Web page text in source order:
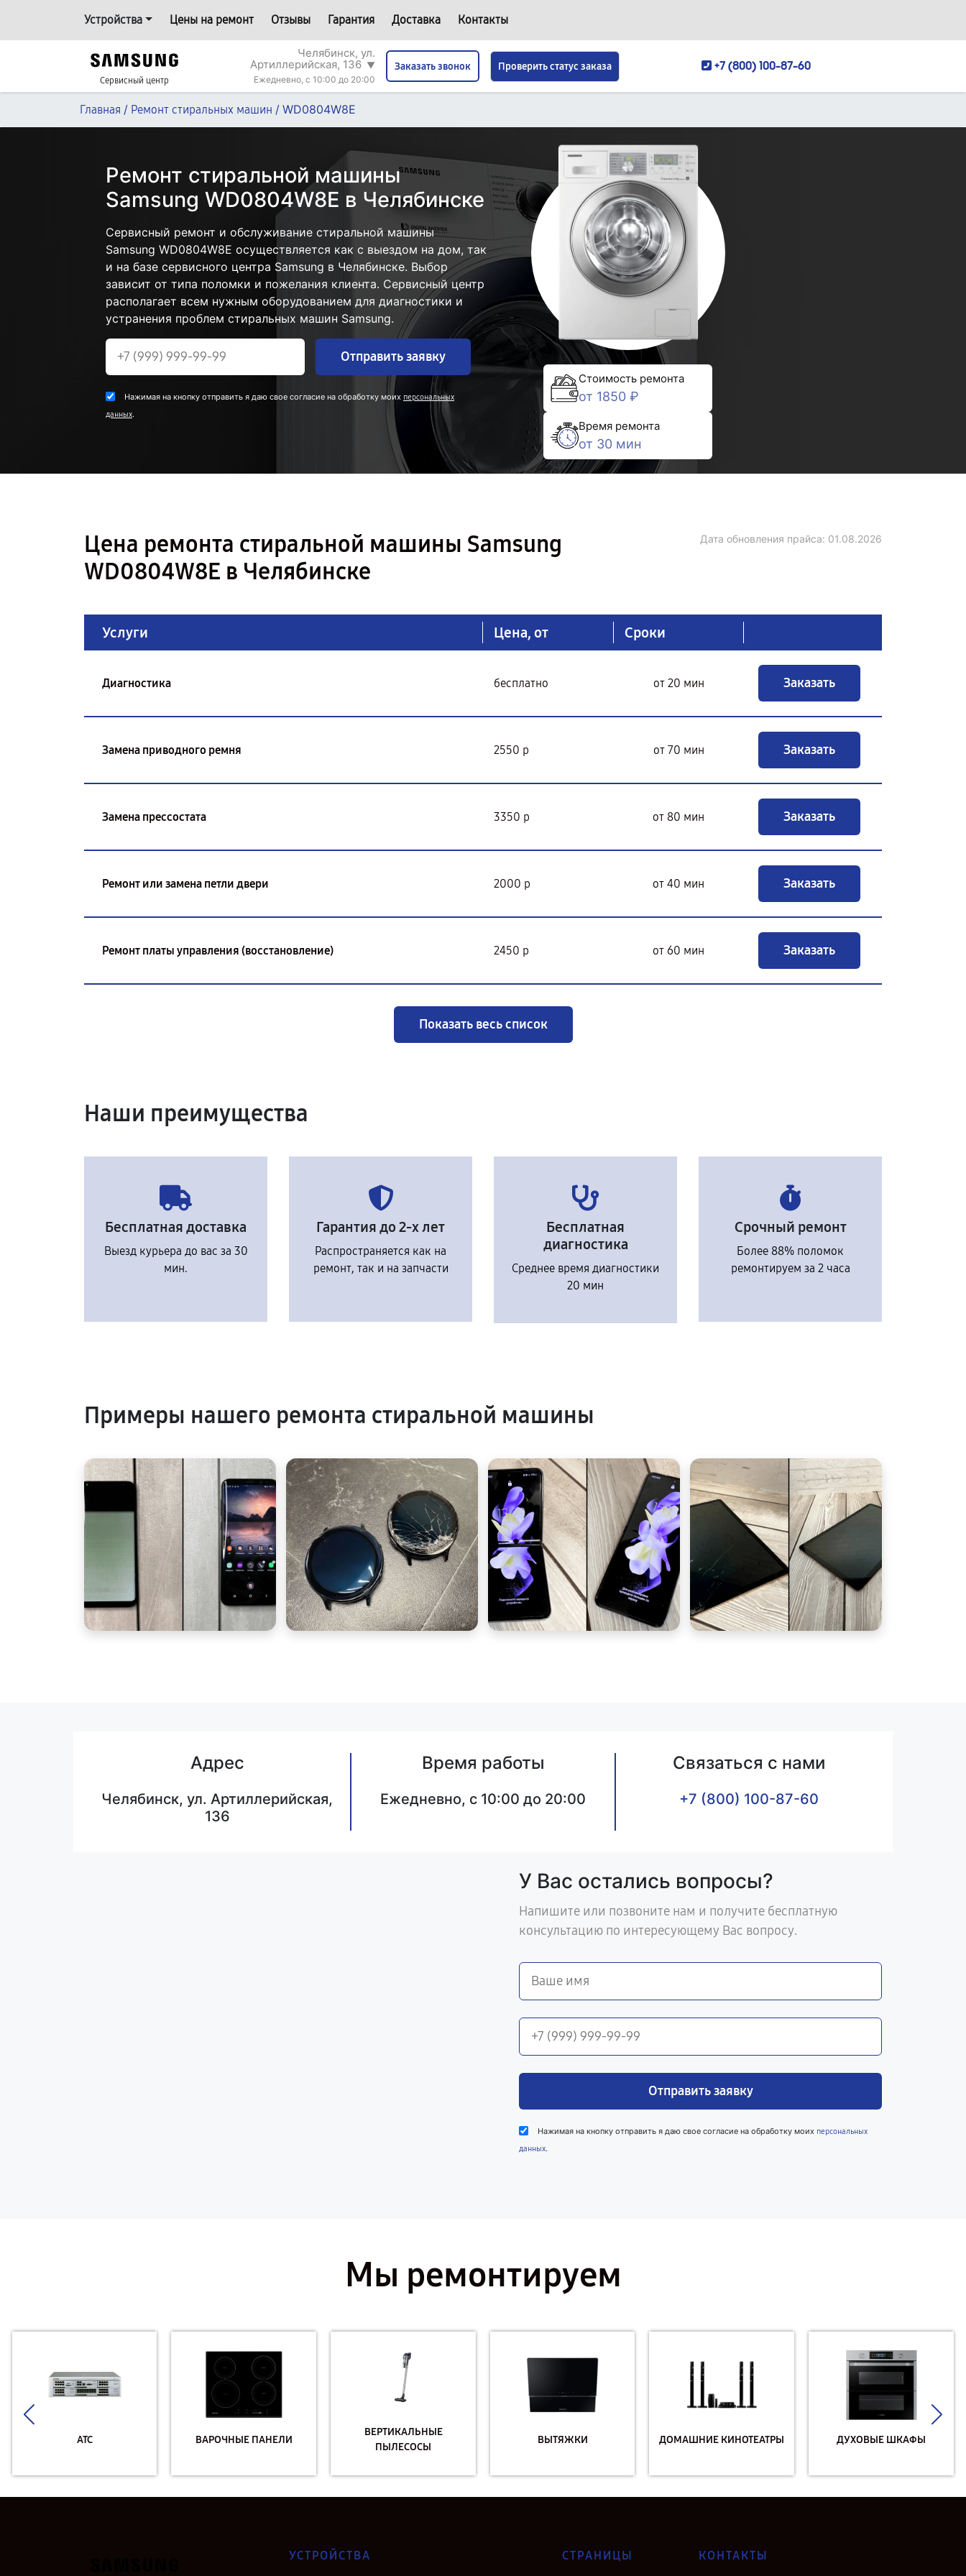
Устройства Цены на ремонт Отзывы Гарантия Доставка Контакты
Сервисный центр
Челябинск, ул.
Артиллерийская, 136 ▼
Ежедневно, с 10:00 до 20:00
Заказать звонок Проверить статус заказа +7 (800) 100-87-60
Главная / Ремонт стиральных машин / WD0804W8E
Ремонт стиральной машины
Samsung WD0804W8E в Челябинске
Сервисный ремонт и обслуживание стиральной машины
Samsung WD0804W8E осуществляется как с выездом на дом, так
и на базе сервисного центра Samsung в Челябинске. Выбор
зависит от типа поломки и пожелания клиента. Сервисный центр
располагает всем нужным оборудованием для диагностики и
устранения проблем стиральных машин Samsung.
Отправить заявку
Нажимая на кнопку отправить я даю свое согласие на обработку моих персональных
данных.
Стоимость ремонта
от 1850 ₽
Время ремонта
от 30 мин
Цена ремонта стиральной машины Samsung
WD0804W8E в Челябинске
Дата обновления прайса: 01.08.2026
Услуги Цена, от Сроки
Диагностика бесплатно от 20 мин Заказать
Замена приводного ремня 2550 р от 70 мин Заказать
Замена прессостата 3350 р от 80 мин Заказать
Ремонт или замена петли двери 2000 р от 40 мин Заказать
Ремонт платы управления (восстановление) 2450 р от 60 мин Заказать
Показать весь список
Наши преимущества
Бесплатная доставка
Выезд курьера до вас за 30
мин.
Гарантия до 2-х лет
Распространяется как на
ремонт, так и на запчасти
Бесплатная
диагностика
Среднее время диагностики
20 мин
Срочный ремонт
Более 88% поломок
ремонтируем за 2 часа
Примеры нашего ремонта стиральной машины
Адрес
Челябинск, ул. Артиллерийская,
136
Время работы
Ежедневно, с 10:00 до 20:00
Связаться с нами
+7 (800) 100-87-60
У Вас остались вопросы?
Напишите или позвоните нам и получите бесплатную
консультацию по интересующему Вас вопросу.
Отправить заявку
Нажимая на кнопку отправить я даю свое согласие на обработку моих персональных
данных.
Мы ремонтируем
АТС ВАРОЧНЫЕ ПАНЕЛИ
ВЕРТИКАЛЬНЫЕ
ПЫЛЕСОСЫ
ВЫТЯЖКИ ДОМАШНИЕ КИНОТЕАТРЫ ДУХОВЫЕ ШКАФЫ
УСТРОЙСТВА СТРАНИЦЫ КОНТАКТЫ